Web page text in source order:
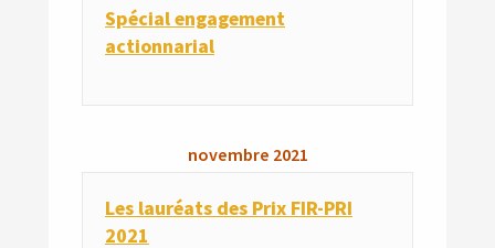
Spécial engagement
actionnarial
novembre 2021
Les lauréats des Prix FIR-PRI
2021